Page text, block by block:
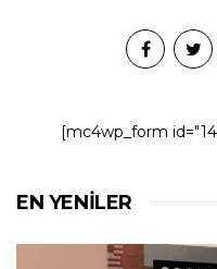
[mc4wp_form
EN YENILER